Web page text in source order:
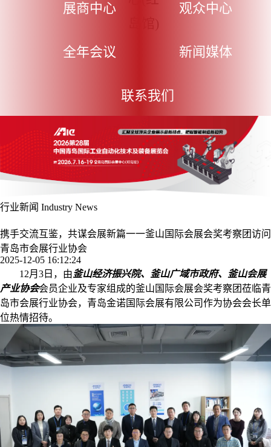
岛馆)
展商中心 观众中心
全年会议 新闻媒体
联系我们
行业新闻 Industry News
携手交流互鉴，共谋会展新篇一一釜山国际会展会奖考察团访问
青岛市会展行业协会
2025-12-05 16:12:24
12月3日，由釜山经济振兴院、釜山广域市政府、釜山会展
产业协会会员企业及专家组成的釜山国际会展会奖考察团莅临青
岛市会展行业协会，青岛金诺国际会展有限公司作为协会会长单
位热情招待。